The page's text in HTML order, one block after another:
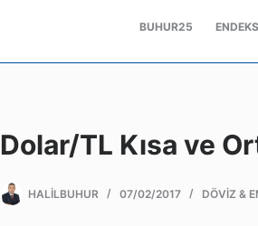
BUHUR25
Dolar/TL Kısa ve
HALILBUHUR 07/02/2017 DÖVIZ &